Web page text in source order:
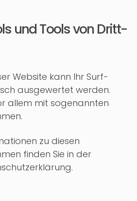
und Tools von Dritt­
Website kann Ihr Surf-
ausgewertet werden.
allem mit sogenannten
zu diesen
finden Sie in der